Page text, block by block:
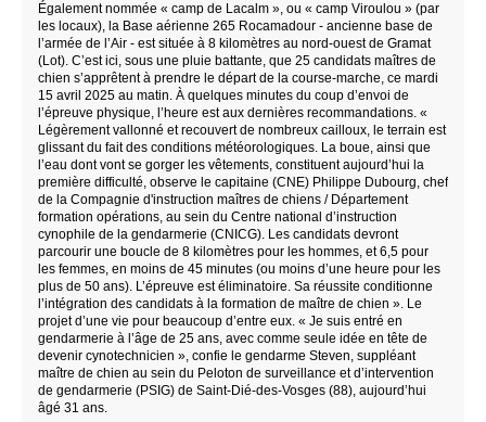
Également nommée « camp de Lacalm », ou « camp Viroulou » (par
les locaux), la Base aérienne 265 Rocamadour - ancienne base de
l’armée de l’Air - est située à 8 kilomètres au nord-ouest de Gramat
(Lot). C’est ici, sous une pluie battante, que 25 candidats maîtres de
chien s’apprêtent à prendre le départ de la course-marche, ce mardi
15 avril 2025 au matin. À quelques minutes du coup d’envoi de
l’épreuve physique, l’heure est aux dernières recommandations. «
Légèrement vallonné et recouvert de nombreux cailloux, le terrain est
glissant du fait des conditions météorologiques. La boue, ainsi que
l’eau dont vont se gorger les vêtements, constituent aujourd’hui la
première difficulté, observe le capitaine (CNE) Philippe Dubourg, chef
de la Compagnie d'instruction maîtres de chiens / Département
formation opérations, au sein du Centre national d’instruction
cynophile de la gendarmerie (CNICG). Les candidats devront
parcourir une boucle de 8 kilomètres pour les hommes, et 6,5 pour
les femmes, en moins de 45 minutes (ou moins d’une heure pour les
plus de 50 ans). L’épreuve est éliminatoire. Sa réussite conditionne
l’intégration des candidats à la formation de maître de chien ». Le
projet d’une vie pour beaucoup d’entre eux. « Je suis entré en
gendarmerie à l’âge de 25 ans, avec comme seule idée en tête de
devenir cynotechnicien », confie le gendarme Steven, suppléant
maître de chien au sein du Peloton de surveillance et d’intervention
de gendarmerie (PSIG) de Saint-Dié-des-Vosges (88), aujourd’hui
âgé 31 ans.